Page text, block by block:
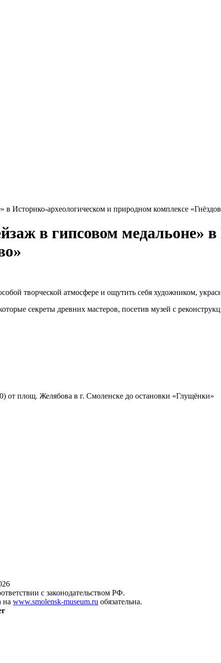
в Историко-археологическом и природном комплексе
в гипсовом медальоне»
творческой атмосфере и ощутить себя художником,
секреты древних мастеров, посетив музей с
от площ. Желябова в г. Смоленске до остановки «Глущёнки»
с законодательством РФ.
на www.smolensk-museum.ru обязательна.